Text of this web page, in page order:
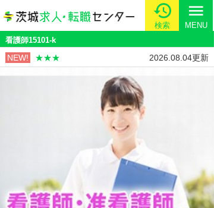
検索
menu
MENU
看護師15101-k
NEW! ★★★ 2026.08.04更新